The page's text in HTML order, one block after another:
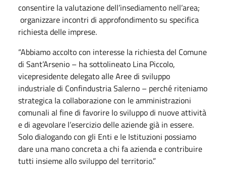
consentire la valutazione dell’insediamento nell’area;
organizzare incontri di approfondimento su specifica
richiesta delle imprese.
“Abbiamo accolto con interesse la richiesta del Comune
di Sant’Arsenio – ha sottolineato Lina Piccolo,
vicepresidente delegato alle Aree di sviluppo
industriale di Confindustria Salerno – perché riteniamo
strategica la collaborazione con le amministrazioni
comunali al fine di favorire lo sviluppo di nuove attività
e di agevolare l’esercizio delle aziende già in essere.
Solo dialogando con gli Enti e le Istituzioni possiamo
dare una mano concreta a chi fa azienda e contribuire
tutti insieme allo sviluppo del territorio.”